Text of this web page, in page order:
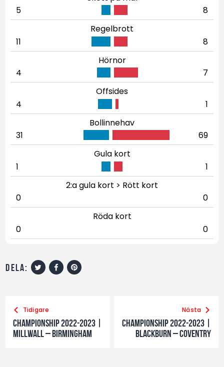
5
8
Regelbrott
11
8
Hörnor
4
7
Offsides
4
1
Bollinnehav
31
69
Gula kort
1
1
2:a gula kort > Rött kort
0
0
Röda kort
0
0
dela:
Tidigare
Championship 2022-2023 |
Millwall – Birmingham
Nästa
Championship 2022-2023 |
Blackburn – Coventry